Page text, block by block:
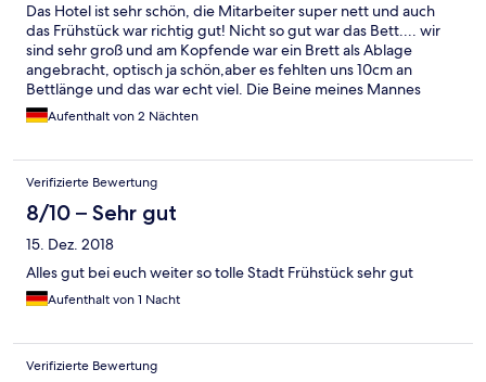
Das Hotel ist sehr schön, die Mitarbeiter super nett und auch
das Frühstück war richtig gut! Nicht so gut war das Bett.... wir
sind sehr groß und am Kopfende war ein Brett als Ablage
angebracht, optisch ja schön,aber es fehlten uns 10cm an
Bettlänge und das war echt viel. Die Beine meines Mannes
schauten über das Bett hinaus das war nicht sehr bequem.
Aufenthalt von 2 Nächten
Verifizierte Bewertung
8/10 – Sehr gut
15. Dez. 2018
Alles gut bei euch weiter so tolle Stadt Frühstück sehr gut
Aufenthalt von 1 Nacht
Verifizierte Bewertung